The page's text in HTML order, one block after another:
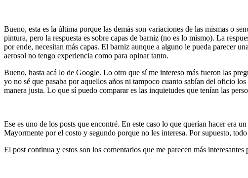
Bueno, esta es la última porque las demás son variaciones de las mismas o
pintura, pero la respuesta es sobre capas de barniz (no es lo mismo). La
por ende, necesitan más capas. El barniz aunque a alguno le pueda parecer
aerosol no tengo experiencia como para opinar tanto.
Bueno, hasta acá lo de Google. Lo otro que sí me intereso más fueron las
yo no sé que pasaba por aquellos años ni tampoco cuanto sabían del oficio
manera justa. Lo que sí puedo comparar es las inquietudes que tenían las
Ese es uno de los posts que encontré. En este caso lo que querían hacer era
Mayormente por el costo y segundo porque no les interesa. Por supuesto,
El post continua y estos son los comentarios que me parecen más interesantes